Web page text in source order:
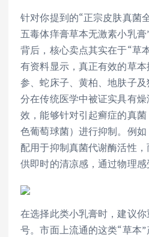
针对你提到的“正宗皮肤真菌
五毒体痒膏草本无激素小乳
背后，核心卖点其实在于“草
有资料显示，真正有效的草
参、蛇床子、黄柏、地肤子
分在传统医学中被证实具有
效，能够针对引起癣症的真
色葡萄球菌）进行抑制。例
配用于抑制真菌代谢酶活性
供即时的清凉感，通过物理感
在选择此类小乳膏时，建议
号。市面上流通的这类“草本